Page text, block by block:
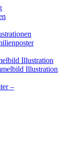
Illustration
Illustration
–